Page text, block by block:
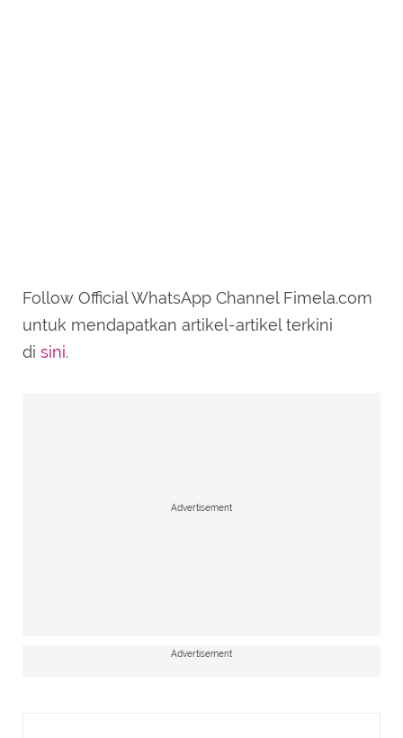
Follow Official WhatsApp Channel Fimela.com
untuk mendapatkan artikel-artikel terkini
di sini.
Advertisement
Advertisement